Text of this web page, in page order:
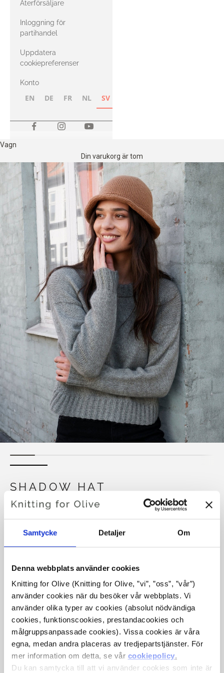
Samtycke Detaljer Om
Denna webbplats använder cookies
Knitting for Olive (Knitting for Olive, ”vi”, ”oss”, ”vår”)
använder cookies när du besöker vår webbplats. Vi
använder olika typer av cookies (absolut nödvändiga
cookies, funktionscookies, prestandacookies och
målgruppsanpassade cookies). Vissa cookies är våra
egna, medan andra placeras av tredjepartstjänster. För
mer information om detta, se vår cookiepolicy.
Du kan samtycka till att vi använder cookies som inte är
med Heavy
Merino
Återförsäljare
Inloggning för
partihandel
Uppdatera
cookiepreferenser
Konto
EN DE FR NL SV
Vagn
Din varukorg är tom
SHADOW HAT
€4,20
Köp av garn?
JAG SKULLE VILJA KÖPA GARN TILL MÖNSTRET
6-24 MÅNADER 2-4 ÅR XS-S